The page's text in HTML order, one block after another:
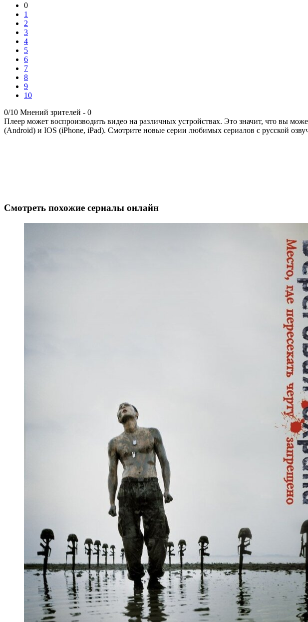
0
1
2
3
4
5
6
7
8
9
10
0/10 Мнений зрителей - 0
Плеер может воспроизводить видео на различных устройствах. Это значит, что вы
(Android) и IOS (iPhone, iPad). Смотрите новые серии любимых сериалов с русской
Смотреть похожие сериалы онлайн